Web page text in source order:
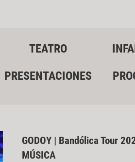
TEATRO
PRESENTACIONES
GODOY | Bandólica Tour
MÚSICA